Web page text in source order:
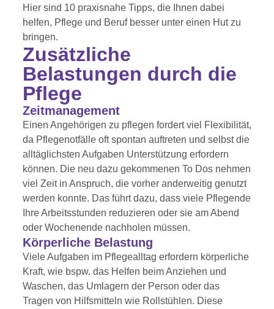
Hier sind 10 praxisnahe Tipps, die Ihnen dabei
helfen, Pflege und Beruf besser unter einen Hut zu
bringen.
Zusätzliche
Belastungen durch die
Pflege
Zeitmanagement
Einen Angehörigen zu pflegen fordert viel Flexibilität,
da Pflegenotfälle oft spontan auftreten und selbst die
alltäglichsten Aufgaben Unterstützung erfordern
können. Die neu dazu gekommenen To Dos nehmen
viel Zeit in Anspruch, die vorher anderweitig genutzt
werden konnte. Das führt dazu, dass viele Pflegende
Ihre Arbeitsstunden reduzieren oder sie am Abend
oder Wochenende nachholen müssen.
Körperliche Belastung
Viele Aufgaben im Pflegealltag erfordern körperliche
Kraft, wie bspw. das Helfen beim Anziehen und
Waschen, das Umlagern der Person oder das
Tragen von Hilfsmitteln wie Rollstühlen. Diese